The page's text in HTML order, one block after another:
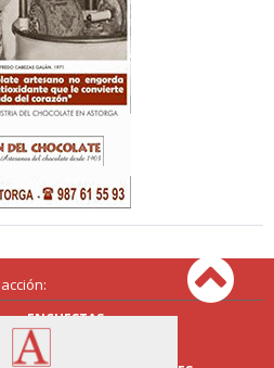
ENCUESTAS
PUBLICIDAD